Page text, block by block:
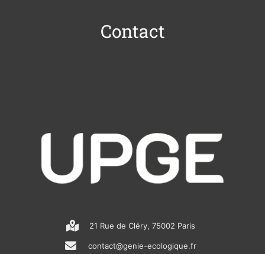
Contact
21 Rue de Cléry, 75002 Paris
contact@genie-ecologique.fr